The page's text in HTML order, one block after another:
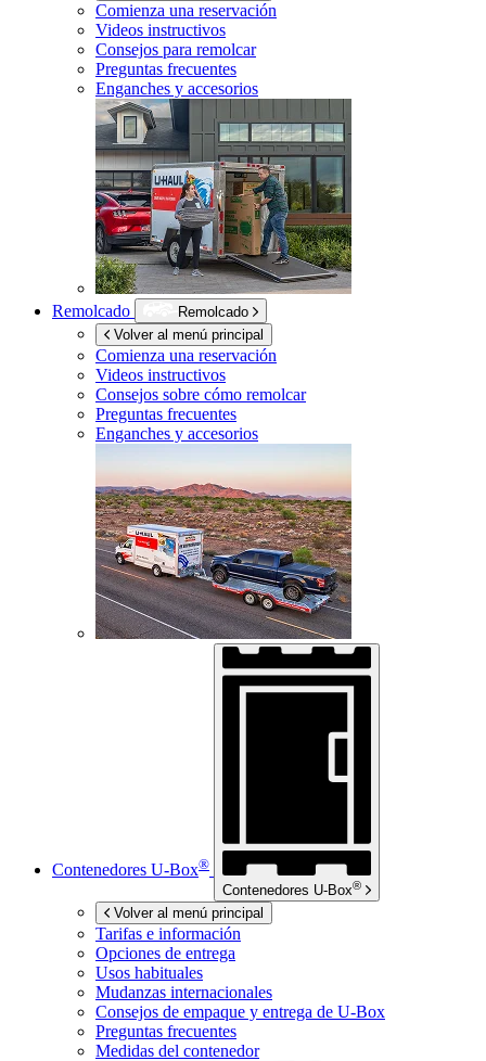
Comienza una reservación
Videos instructivos
Consejos para remolcar
Preguntas frecuentes
Enganches y accesorios
Remolcado
Remolcado
Volver al menú principal
Comienza una reservación
Videos instructivos
Consejos sobre cómo remolcar
Preguntas frecuentes
Enganches y accesorios
Contenedores U-Box®
Contenedores U-Box®
Volver al menú principal
Tarifas e información
Opciones de entrega
Usos habituales
Mudanzas internacionales
Consejos de empaque y entrega de U-Box
Preguntas frecuentes
Medidas del contenedor